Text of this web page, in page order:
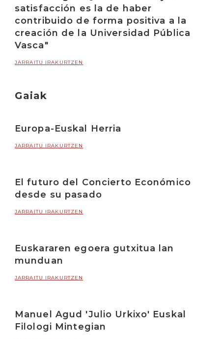
satisfacción es la de haber
contribuido de forma positiva a la
creación de la Universidad Pública
Vasca"
JARRAITU IRAKURTZEN
Gaiak
Europa-Euskal Herria
JARRAITU IRAKURTZEN
El futuro del Concierto Económico
desde su pasado
JARRAITU IRAKURTZEN
Euskararen egoera gutxitua lan
munduan
JARRAITU IRAKURTZEN
Manuel Agud 'Julio Urkixo' Euskal
Filologi Mintegian